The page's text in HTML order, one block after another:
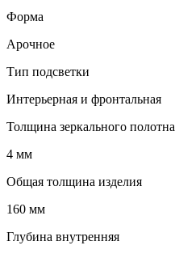
Форма
Арочное
Тип подсветки
Интерьерная и фронтальная
Толщина зеркального полотна
4 мм
Общая толщина изделия
160 мм
Глубина внутренняя